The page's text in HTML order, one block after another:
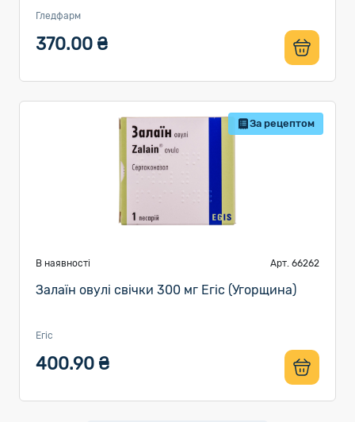
Гледфарм
370.00 ₴
За рецептом
В наявності Арт. 66262
Залаїн овулі свічки 300 мг Егіс (Угорщина)
Егіс
400.90 ₴